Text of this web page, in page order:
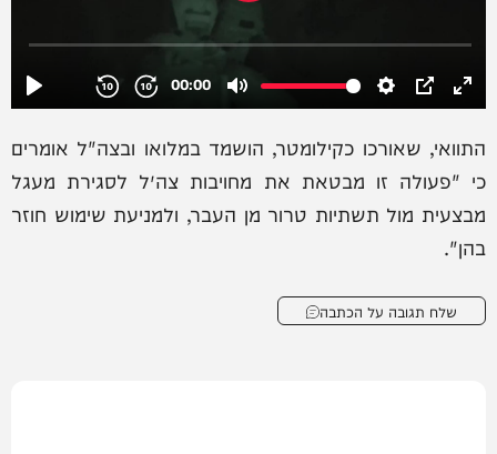
התוואי, שאורכו כקילומטר, הושמד במלואו ובצה"ל אומרים
כי "פעולה זו מבטאת את מחויבות צה״ל לסגירת מעגל
מבצעית מול תשתיות טרור מן העבר, ולמניעת שימוש חוזר
בהן".
שלח תגובה על הכתבה